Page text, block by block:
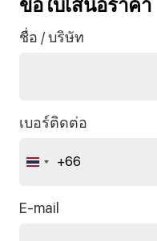
ขอใบเสนอราคา
ชื่อ / บริษัท
เบอร์ติดต่อ
Thailand
+66
E-mail